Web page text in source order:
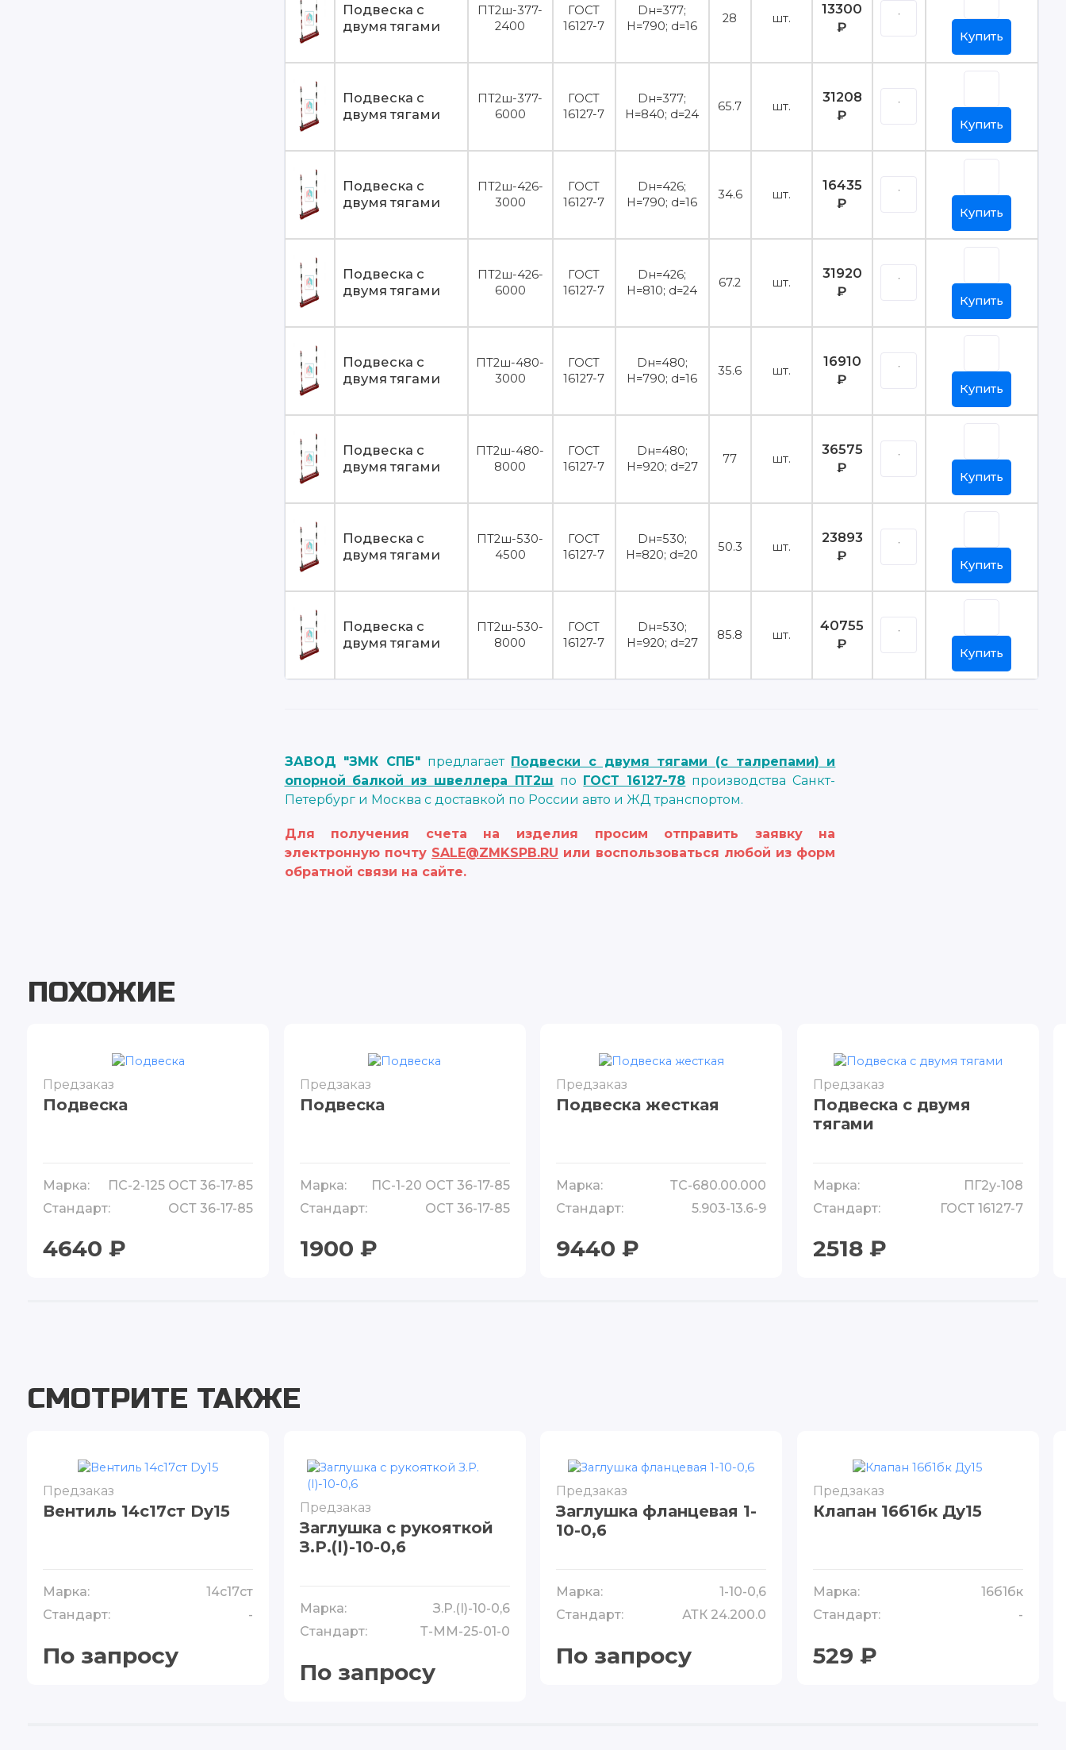
Подвеска с
двумя тягами
ПТ2ш-377-
2400
ГОСТ
16127-7
Dн=377;
H=790; d=16
28 шт.
13300
₽
Купить
Подвеска с
двумя тягами
ПТ2ш-377-
6000
ГОСТ
16127-7
Dн=377;
H=840; d=24
65.7 шт.
31208
₽
Купить
Подвеска с
двумя тягами
ПТ2ш-426-
3000
ГОСТ
16127-7
Dн=426;
H=790; d=16
34.6 шт.
16435
₽
Купить
Подвеска с
двумя тягами
ПТ2ш-426-
6000
ГОСТ
16127-7
Dн=426;
H=810; d=24
67.2 шт.
31920
₽
Купить
Подвеска с
двумя тягами
ПТ2ш-480-
3000
ГОСТ
16127-7
Dн=480;
H=790; d=16
35.6 шт.
16910
₽
Купить
Подвеска с
двумя тягами
ПТ2ш-480-
8000
ГОСТ
16127-7
Dн=480;
H=920; d=27
77 шт.
36575
₽
Купить
Подвеска с
двумя тягами
ПТ2ш-530-
4500
ГОСТ
16127-7
Dн=530;
H=820; d=20
50.3 шт.
23893
₽
Купить
Подвеска с
двумя тягами
ПТ2ш-530-
8000
ГОСТ
16127-7
Dн=530;
H=920; d=27
85.8 шт.
40755
₽
Купить
ЗАВОД "ЗМК СПБ"предлагает Подвески с двумя тягами (с талрепами) и
опорной балкой из швеллера ПТ2ш по ГОСТ 16127-78 производства Санкт-
Петербург и Москва с доставкой по России авто и ЖД транспортом.
Для получения счета на изделия просим отправить заявку на
электронную почту SALE@ZMKSPB.RU или воспользоваться любой из форм
обратной связи на сайте.
ПОХОЖИЕ
Предзаказ
Подвеска
Марка:
ПС-2-125 ОСТ 36-17-85
Стандарт:
ОСТ 36-17-85
4640 ₽
Предзаказ
Подвеска
Марка:
ПС-1-20 ОСТ 36-17-85
Стандарт:
ОСТ 36-17-85
1900 ₽
Предзаказ
Подвеска жесткая
Марка:
ТС-680.00.000
Стандарт:
5.903-13.6-9
9440 ₽
Предзаказ
Подвеска с двумя
тягами
Марка:
ПГ2у-108
Стандарт:
ГОСТ 16127-7
2518 ₽
СМОТРИТЕ ТАКЖЕ
Предзаказ
Вентиль 14с17ст Dу15
Марка:
14с17ст
Стандарт:
-
По запросу
Предзаказ
Заглушка с рукояткой
З.Р.(I)-10-0,6
Марка:
З.Р.(I)-10-0,6
Стандарт:
Т-ММ-25-01-0
По запросу
Предзаказ
Заглушка фланцевая 1-
10-0,6
Марка:
1-10-0,6
Стандарт:
АТК 24.200.0
По запросу
Предзаказ
Клапан 16б1бк Ду15
Марка:
16б1бк
Стандарт:
-
529 ₽